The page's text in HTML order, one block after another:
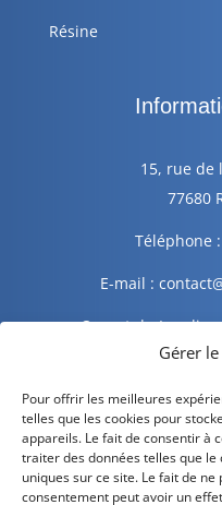
Gérer
Pour offrir les meilleures
telles que les cookies pour
appareils. Le fait de consentir à
traiter des données telles que
uniques sur ce site. Le fait de
consentement peut avoir un
Résine
15, rue de
77680
Téléphone
E-mail :
Ouvert du Lundi
Mentions légales